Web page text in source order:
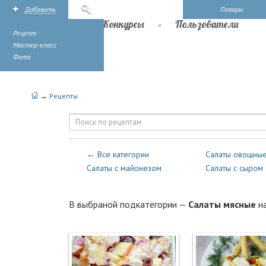
Повары
Добавить
Рецепт
Мастер-класс
Фото
Конкурсы Пользователи
→ Рецепты
Рецепты — Салаты — Салаты
← Все категории
Салаты
Салаты с майонезом
Салаты с сыром
В выбраной подкатегории — Салаты мясные